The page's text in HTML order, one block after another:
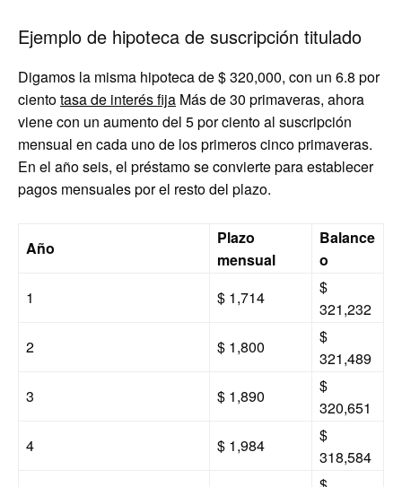
Ejemplo de hipoteca de suscripción titulado
Digamos la misma hipoteca de $ 320,000, con un 6.8 por
cientotasa de interés fija Más de 30 primaveras, ahora
viene con un aumento del 5 por ciento al suscripción
mensual en cada uno de los primeros cinco primaveras.
En el año seis, el préstamo se convierte para establecer
pagos mensuales por el resto del plazo.
Año
Plazo
mensual
Balance
o
1
$ 1,714
$
321,232
2
$ 1,800
$
321,489
3
$ 1,890
$
320,651
4
$ 1,984
$
318,584